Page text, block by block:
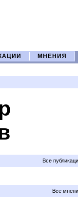
МНЕНИЯ
Все
Все